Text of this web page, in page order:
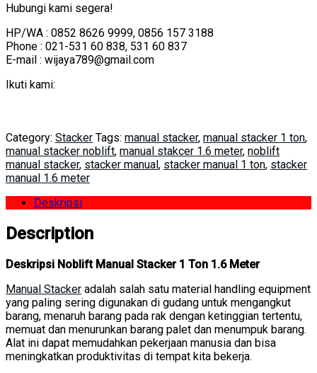
Hubungi kami segera!
HP/WA : 0852 8626 9999, 0856 157 3188
Phone : 021-531 60 838, 531 60 837
E-mail : wijaya789@gmail.com
Ikuti kami:
Category: Stacker Tags: manual stacker, manual stacker 1 ton,
manual stacker noblift, manual stakcer 1.6 meter, noblift
manual stacker, stacker manual, stacker manual 1 ton, stacker
manual 1.6 meter
Deskripsi
Description
Deskripsi Noblift Manual Stacker 1 Ton 1.6 Meter
Manual Stacker adalah salah satu material handling equipment
yang paling sering digunakan di gudang untuk mengangkut
barang, menaruh barang pada rak dengan ketinggian tertentu,
memuat dan menurunkan barang palet dan menumpuk barang.
Alat ini dapat memudahkan pekerjaan manusia dan bisa
meningkatkan produktivitas di tempat kita bekerja.